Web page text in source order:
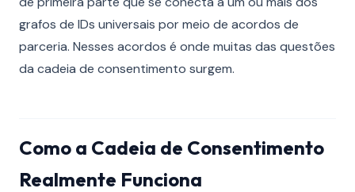
grafos de IDs universais por meio de acordos de
parceria. Nesses acordos é onde muitas das questões
da cadeia de consentimento surgem.
Como a Cadeia de Consentimento
Realmente Funciona